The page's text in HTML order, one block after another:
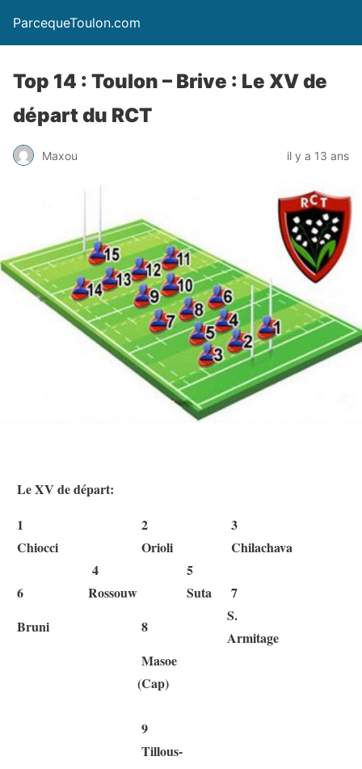
ParcequeToulon.com
Top 14 : Toulon – Brive : Le XV de
départ du RCT
Maxou il y a 13 ans
Le XV de départ:
1
2
3
Chiocci
Orioli
Chilachava
4
5
6
Rossouw Suta
7
Bruni
8
S.
Armitage
Masoe
(Cap)
9
Tillous-